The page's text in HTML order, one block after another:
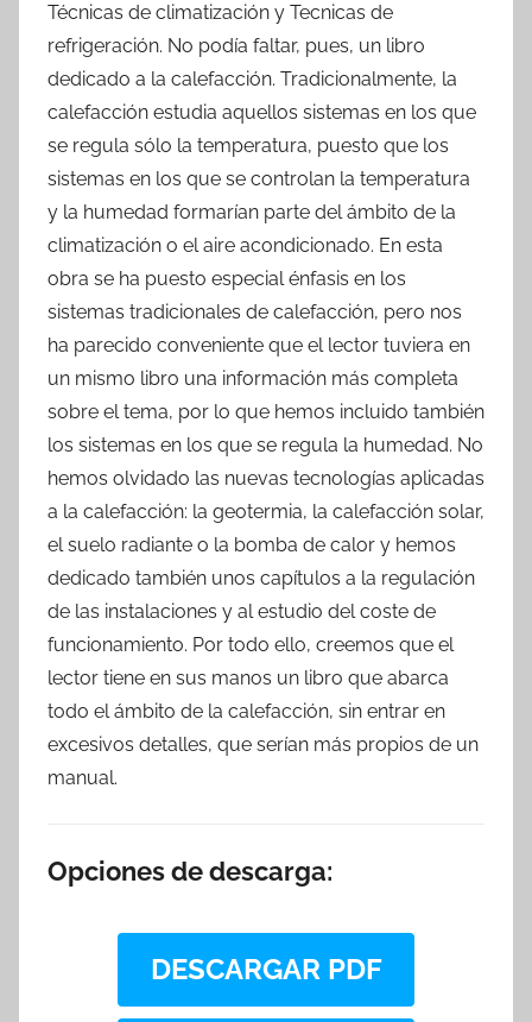
Técnicas de climatización y Tecnicas de
refrigeración. No podía faltar, pues, un libro
dedicado a la calefacción. Tradicionalmente, la
calefacción estudia aquellos sistemas en los que
se regula sólo la temperatura, puesto que los
sistemas en los que se controlan la temperatura
y la humedad formarían parte del ámbito de la
climatización o el aire acondicionado. En esta
obra se ha puesto especial énfasis en los
sistemas tradicionales de calefacción, pero nos
ha parecido conveniente que el lector tuviera en
un mismo libro una información más completa
sobre el tema, por lo que hemos incluido también
los sistemas en los que se regula la humedad. No
hemos olvidado las nuevas tecnologías aplicadas
a la calefacción: la geotermia, la calefacción solar,
el suelo radiante o la bomba de calor y hemos
dedicado también unos capítulos a la regulación
de las instalaciones y al estudio del coste de
funcionamiento. Por todo ello, creemos que el
lector tiene en sus manos un libro que abarca
todo el ámbito de la calefacción, sin entrar en
excesivos detalles, que serían más propios de un
manual.
Opciones de descarga:
DESCARGAR PDF